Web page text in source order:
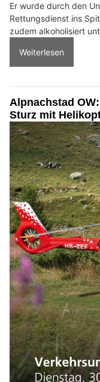
Er wurde durch den
Rettungsdienst ins
zudem alkoholisiert
Weiterlesen
Alpnachstad
Sturz mit